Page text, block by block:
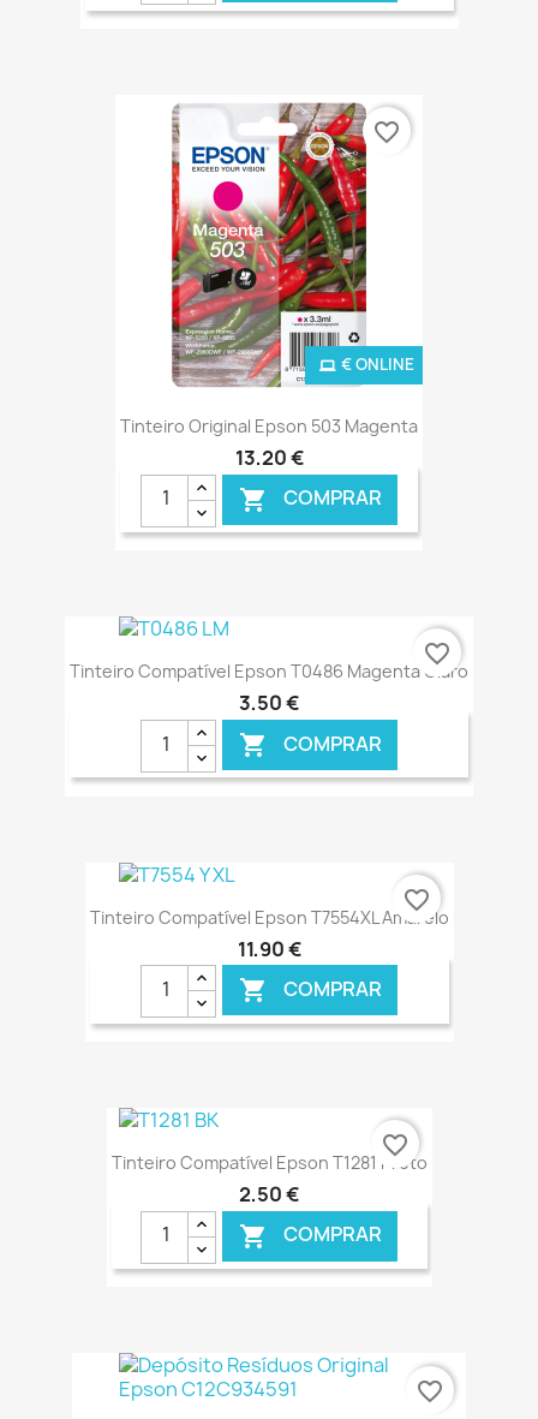
Tinteiro Original Epson 503 Magenta
13,20 €
 COMPRAR
€ ONLINE
favorite_border
Tinteiro Compatível Epson T0486 Magenta Claro
3,50 €
 COMPRAR
€ ONLINE
favorite_border
Tinteiro Compatível Epson T7554XL Amarelo
11,90 €
 COMPRAR
€ ONLINE
favorite_border
Tinteiro Compatível Epson T1281 Preto
2,50 €
 COMPRAR
€ ONLINE
favorite_border
favorite_border